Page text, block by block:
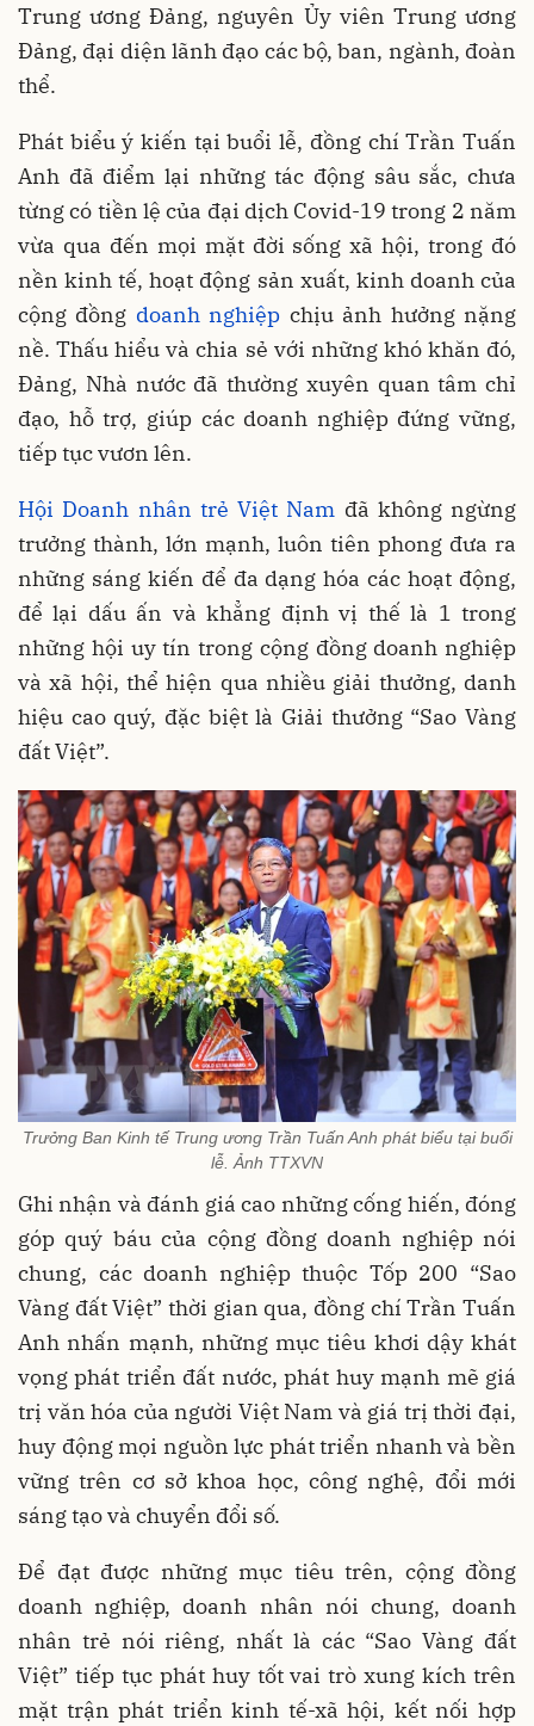
Trung ương Đảng, nguyên Ủy viên Trung ương
Đảng, đại diện lãnh đạo các bộ, ban, ngành, đoàn
thể.
Phát biểu ý kiến tại buổi lễ, đồng chí Trần Tuấn
Anh đã điểm lại những tác động sâu sắc, chưa
từng có tiền lệ của đại dịch Covid-19 trong 2 năm
vừa qua đến mọi mặt đời sống xã hội, trong đó
nền kinh tế, hoạt động sản xuất, kinh doanh của
cộng đồng doanh nghiệp chịu ảnh hưởng nặng
nề. Thấu hiểu và chia sẻ với những khó khăn đó,
Đảng, Nhà nước đã thường xuyên quan tâm chỉ
đạo, hỗ trợ, giúp các doanh nghiệp đứng vững,
tiếp tục vươn lên.
Hội Doanh nhân trẻ Việt Nam đã không ngừng
trưởng thành, lớn mạnh, luôn tiên phong đưa ra
những sáng kiến để đa dạng hóa các hoạt động,
để lại dấu ấn và khẳng định vị thế là 1 trong
những hội uy tín trong cộng đồng doanh nghiệp
và xã hội, thể hiện qua nhiều giải thưởng, danh
hiệu cao quý, đặc biệt là Giải thưởng “Sao Vàng
đất Việt”.
Trưởng Ban Kinh tế Trung ương Trần Tuấn Anh phát biểu tại buổi
lễ. Ảnh TTXVN
Ghi nhận và đánh giá cao những cống hiến, đóng
góp quý báu của cộng đồng doanh nghiệp nói
chung, các doanh nghiệp thuộc Tốp 200 “Sao
Vàng đất Việt” thời gian qua, đồng chí Trần Tuấn
Anh nhấn mạnh, những mục tiêu khơi dậy khát
vọng phát triển đất nước, phát huy mạnh mẽ giá
trị văn hóa của người Việt Nam và giá trị thời đại,
huy động mọi nguồn lực phát triển nhanh và bền
vững trên cơ sở khoa học, công nghệ, đổi mới
sáng tạo và chuyển đổi số.
Để đạt được những mục tiêu trên, cộng đồng
doanh nghiệp, doanh nhân nói chung, doanh
nhân trẻ nói riêng, nhất là các “Sao Vàng đất
Việt” tiếp tục phát huy tốt vai trò xung kích trên
mặt trận phát triển kinh tế-xã hội, kết nối hợp